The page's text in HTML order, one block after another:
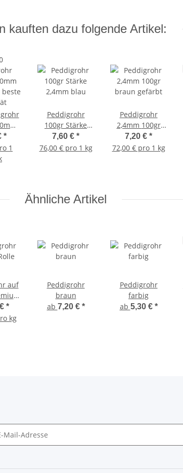
kauften dazu folgende Artikel:
*
1
Peddigrohr
100gr Stärke
2,4mm blau
7,60 € *
76,00 € pro 1 kg
Peddigrohr
2,4mm 100gr
braun gefärbt
7,20 € *
72,00 € pro 1 kg
Ähnliche Artikel
auf
*
kg
Peddigrohr
braun
ab 7,20 € *
Peddigrohr
farbig
ab 5,30 € *